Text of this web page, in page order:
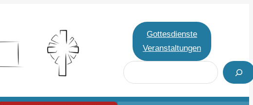
Gottesdienste
Veranstaltungen
S
u
c